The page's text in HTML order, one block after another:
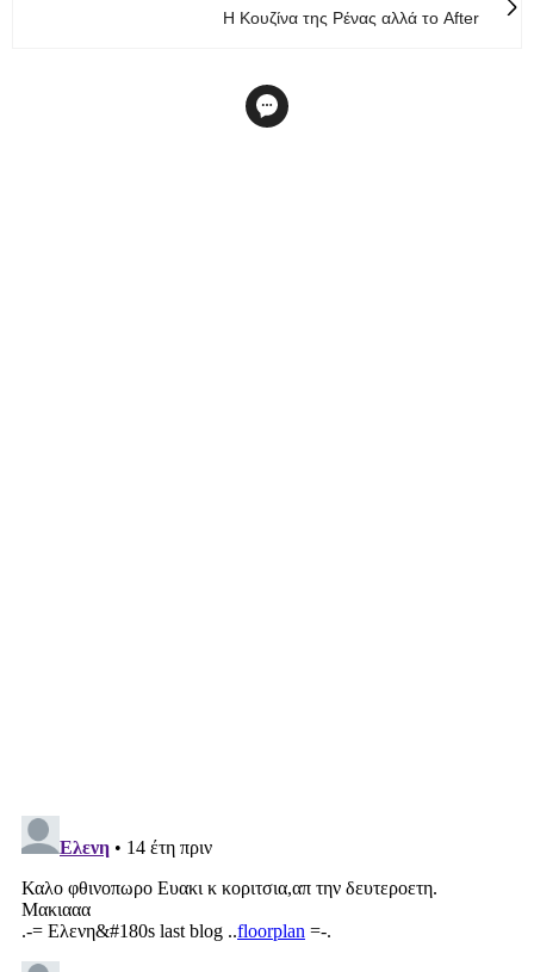
H Κουζίνα της Ρένας αλλά το After